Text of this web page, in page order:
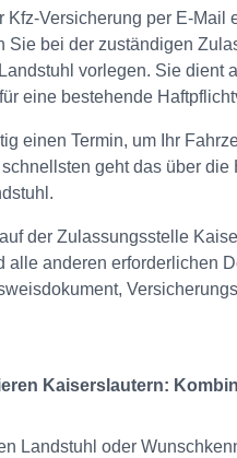
Kfz-Versicherung per E-Mail
Sie bei der zuständigen
vorlegen. Sie dient
eine bestehende
einen Termin, um Ihr
geht das über die
der Zulassungsstelle
alle anderen erforderlichen
Kaiserslautern:
Landstuhl oder